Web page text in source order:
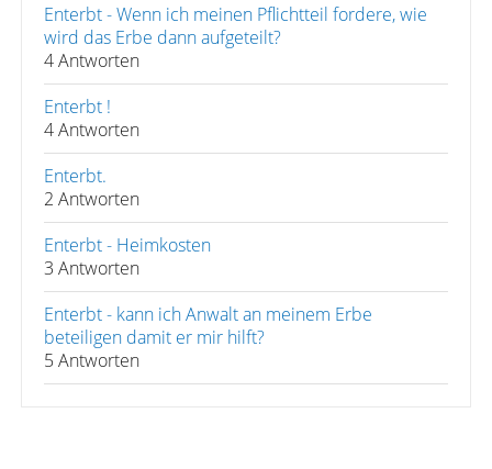
Enterbt - Wenn ich meinen Pflichtteil fordere, wie
wird das Erbe dann aufgeteilt?
4 Antworten
Enterbt !
4 Antworten
Enterbt.
2 Antworten
Enterbt - Heimkosten
3 Antworten
Enterbt - kann ich Anwalt an meinem Erbe
beteiligen damit er mir hilft?
5 Antworten